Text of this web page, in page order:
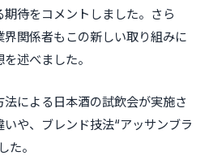
待をコメントしました。さら
関係者もこの新しい取り組みに
述べました。
による日本酒の試飲会が実施さ
や、ブレンド技法“アッサンブラ
た。